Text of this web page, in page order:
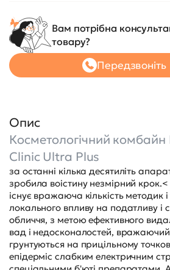
Вам потрібна
товару?
Передзвоніть
Опис
Косметологічний
Clinic Ultra Plus
за останні кілька десятиліть
зробила воістину незмірний
існує вражаюча кількість методик і
локального впливу на податливу і
обличчя, з метою ефективного
вад і недосконалостей, вражаючий
грунтуються на прицільному
епідерміс слабким електричним